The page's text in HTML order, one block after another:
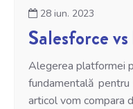
28 iun. 2023
Salesforce
Alegerea platformei
fundamentală
articol vom compara